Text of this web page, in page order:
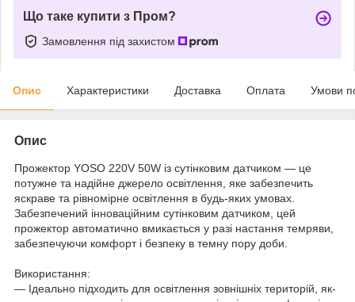
Що таке купити з Пром?
Замовлення під захистом
Опис Характеристики Доставка Оплата Умови
Опис
Прожектор YOSO 220V 50W із сутінковим датчиком — це
потужне та надійне джерело освітлення, яке забезпечить
яскраве та рівномірне освітлення в будь-яких умовах.
Забезпечений інноваційним сутінковим датчиком, цей
прожектор автоматично вмикається у разі настання темряви,
забезпечуючи комфорт і безпеку в темну пору доби.
Використання:
— Ідеально підходить для освітлення зовнішніх територій, як-